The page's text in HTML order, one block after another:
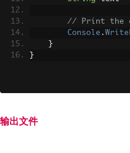
// Print the
Console .
}
}
输出文件